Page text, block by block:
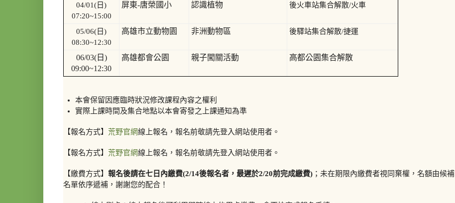
04/01(日)
07:20~15:00
屏東-唐榮國小 認識植物 後火車站集合解散/火車
05/06(日)
08:30~12:30
高雄市立動物園 非洲動物區 後驛站集合解散/捷運
06/03(日)
09:00~12:30
高雄都會公園 親子闖關活動 高都公園集合解散
本會保留因應臨時狀況修改課程內容之權利
實際上課時間及集合地點以本會寄發之上課通知為準
【報名方式】 荒野官網線上報名，報名前敬請先登入網站使用者。
【報名方式】 荒野官網線上報名，報名前敬請先登入網站使用者。
【繳費方式】 報名後請在七日內繳費(2/14後報名者，最遲於2/20前完成繳費) ；未在期限內繳費者視同棄權，名額由候補
名單依序遞補，謝謝您的配合！